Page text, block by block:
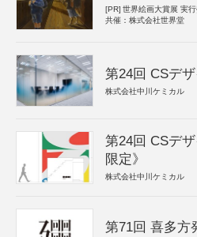
[PR] 世界絵画大賞展 実
共催：株式会社世界堂
第24回 CSデ
株式会社中川ケミカル
第24回 CSデ
限定》
株式会社中川ケミカル
第71回 喜多方